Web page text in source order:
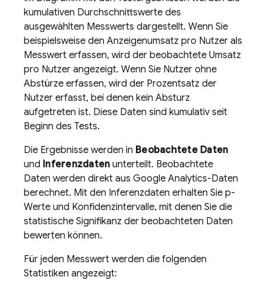
kumulativen Durchschnittswerte des
ausgewählten Messwerts dargestellt. Wenn Sie
beispielsweise den Anzeigenumsatz pro Nutzer als
Messwert erfassen, wird der beobachtete Umsatz
pro Nutzer angezeigt. Wenn Sie Nutzer ohne
Abstürze erfassen, wird der Prozentsatz der
Nutzer erfasst, bei denen kein Absturz
aufgetreten ist. Diese Daten sind kumulativ seit
Beginn des Tests.
Die Ergebnisse werden in Beobachtete Daten
und Inferenzdaten unterteilt. Beobachtete
Daten werden direkt aus Google Analytics-Daten
berechnet. Mit den Inferenzdaten erhalten Sie p-
Werte und Konfidenzintervalle, mit denen Sie die
statistische Signifikanz der beobachteten Daten
bewerten können.
Für jeden Messwert werden die folgenden
Statistiken angezeigt: